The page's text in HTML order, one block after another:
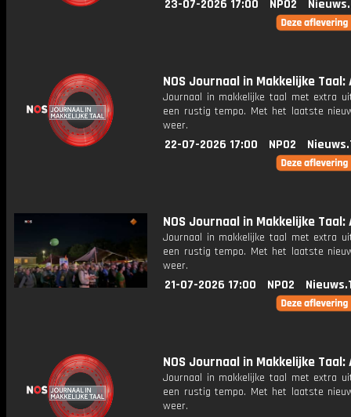
23-07-2026 17:00 NPO2
NOS Journaal in Makkelijke Taal:
Journaal in makkelijke taal met extra
een rustig tempo. Met het laatste
weer.
22-07-2026 17:00 NPO2
NOS Journaal in Makkelijke
Journaal in makkelijke taal met extra
een rustig tempo. Met het laatste
weer.
21-07-2026 17:00 NPO2
NOS Journaal in Makkelijke Taal:
Journaal in makkelijke taal met extra
een rustig tempo. Met het laatste
weer.